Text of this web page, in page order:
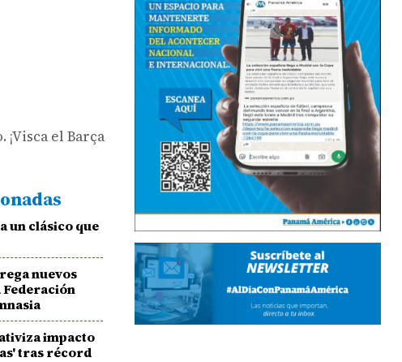
el Barça
un clásico que
nuevos
Federación
impacto
tras récord